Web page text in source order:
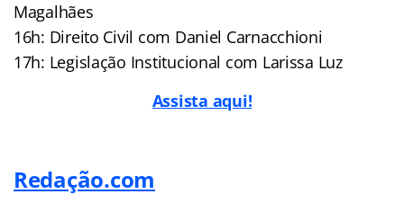
Magalhães
16h: Direito Civil com Daniel Carnacchioni
17h: Legislação Institucional com Larissa Luz
Assista aqui!
Redação.com